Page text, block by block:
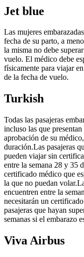
Jet blue
Las mujeres
fecha de su parto, a
la misma no debe
vuelo. El médico debe
físicamente para viajar
de la fecha de vuelo.
Turkish
Todas las pasajeras
incluso las que
aprobación de su
duración.Las pasajeras
pueden viajar sin
entre la semana 28 y 35
certificado médico que
la que no puedan
encuentren entre la
necesitarán un
pasajeras que hayan
semanas si el embarazo
Viva Airbus